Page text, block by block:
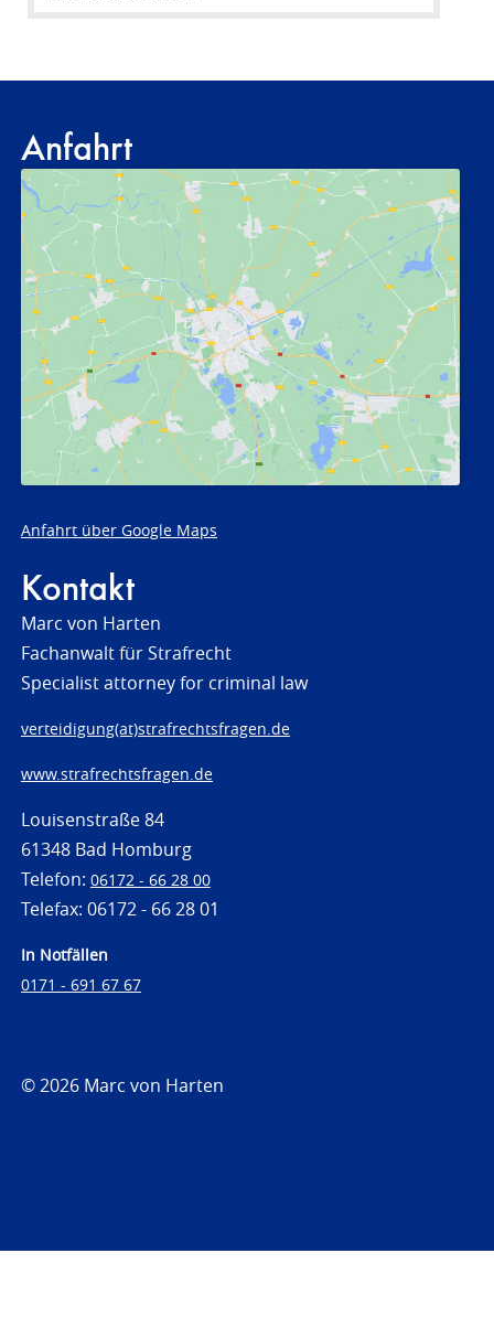
Anfahrt
Anfahrt über Google Maps
Kontakt
Marc von Harten
Fachanwalt für Strafrecht
Specialist attorney for criminal law
verteidigung(at)strafrechtsfragen.de
www.strafrechtsfragen.de
Louisenstraße 84
61348 Bad Homburg
Telefon: 06172 - 66 28 00
Telefax: 06172 - 66 28 01
In Notfällen
0171 - 691 67 67
© 2026 Marc von Harten